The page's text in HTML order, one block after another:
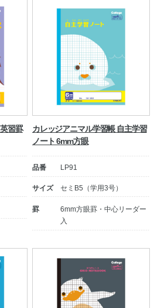
習罫
カレッジアニマル学習帳 自主学習
ノート 6mm方眼
品番 LP91
サイズ セミB5（学用3号）
罫
6mm方眼罫・中心リーダー
入